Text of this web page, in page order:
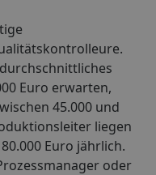
Euro erwarten,
45.000 und
liegen
Euro jährlich.
oder